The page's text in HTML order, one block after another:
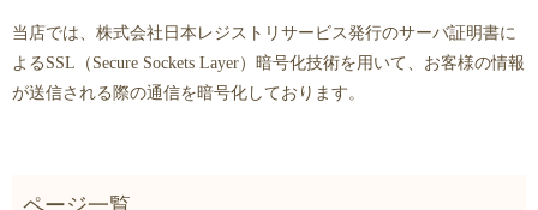
当店では、株式会社日本レジストリサービス発行のサーバ証明書に
よるSSL（Secure Sockets Layer）暗号化技術を用いて、お客様の情報
が送信される際の通信を暗号化しております。